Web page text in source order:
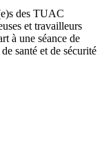
des TUAC
et travailleurs
à une séance de
santé et de sécurité